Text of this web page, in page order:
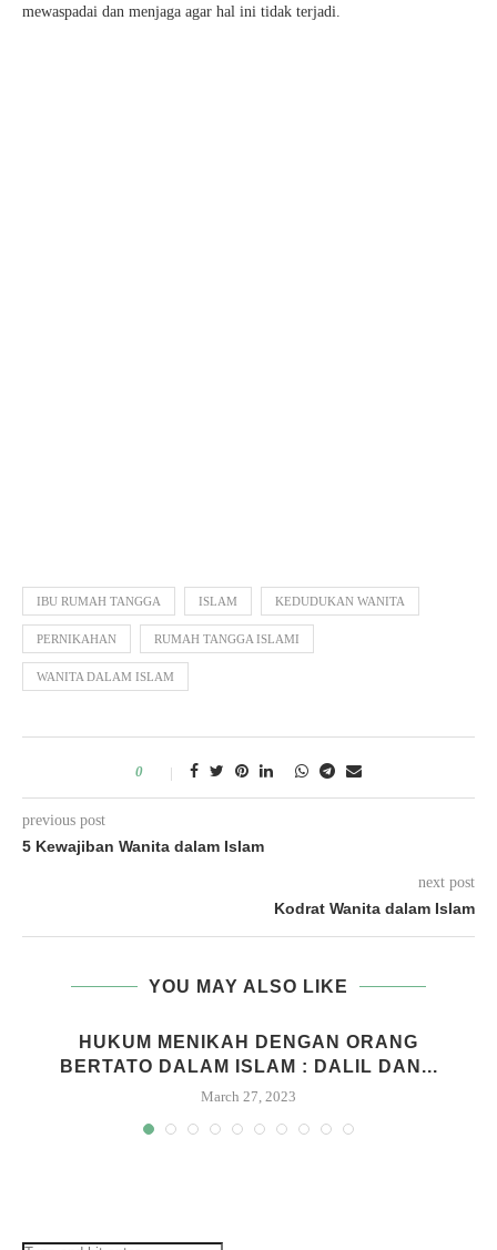
mewaspadai dan menjaga agar hal ini tidak terjadi.
IBU RUMAH TANGGA ISLAM KEDUDUKAN WANITA
PERNIKAHAN RUMAH TANGGA ISLAMI
WANITA DALAM ISLAM
0
previous post
5 Kewajiban Wanita dalam Islam
next post
Kodrat Wanita dalam Islam
YOU MAY ALSO LIKE
HUKUM MENIKAH DENGAN ORANG
BERTATO DALAM ISLAM : DALIL DAN...
March 27, 2023